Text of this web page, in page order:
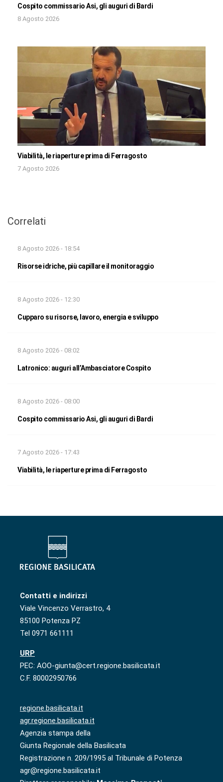
Cospito commissario Asi, gli auguri di Bardi
8 Agosto 2026
Viabilità, le riaperture prima di Ferragosto
7 Agosto 2026
Correlati
8 Agosto 2026 - 18:54
Risorse idriche, più capillare il monitoraggio
8 Agosto 2026 - 12:30
Cupparo su risorse, lavoro, energia e sviluppo
8 Agosto 2026 - 08:02
Latronico: auguri all’Ambasciatore Cospito
8 Agosto 2026 - 08:00
Cospito commissario Asi, gli auguri di Bardi
7 Agosto 2026 - 17:43
Viabilità, le riaperture prima di Ferragosto
Contatti e indirizzi
Viale Vincenzo Verrastro, 4
85100 Potenza PZ
Tel 0971 661111
URP
PEC: AOO-giunta@cert.regione.basilicata.it
C.F. 80002950766
regione.basilicata.it
agr.regione.basilicata.it
Agenzia stampa della
Giunta Regionale della Basilicata
Registrazione n. 209/1995 al Tribunale di Potenza
agr@regione.basilicata.it